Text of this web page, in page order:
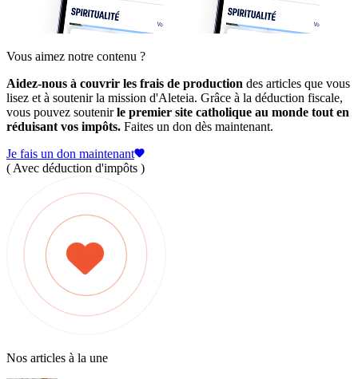
Vous aimez notre contenu ?
Aidez-nous à couvrir les frais de production des articles que vous
lisez et à soutenir la mission d'Aleteia. Grâce à la déduction fiscale,
vous pouvez soutenirle premier site catholique au monde tout en
réduisant vos impôts. Faites un don dès maintenant.
Je fais un don maintenant
( Avec déduction d'impôts )
Nos articles à la une